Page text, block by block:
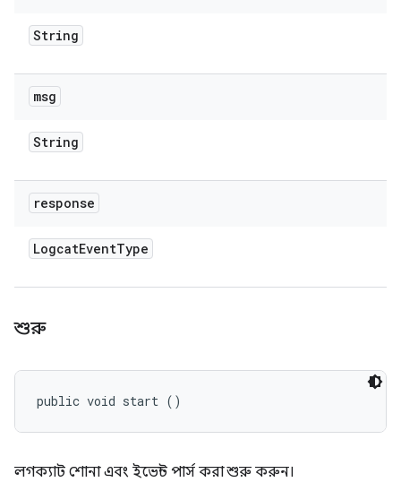
String
msg
String
response
LogcatEventType
শুরু
public void start ()
লগক্যাট শোনা এবং ইভেন্ট পার্স করা শুরু করুন।